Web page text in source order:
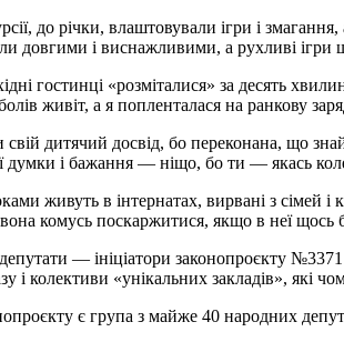
до річки, влаштовували ігри і
довгими і виснажливими, а рухливі
гостинці «розміталися» за десять
живіт, а я попленталася на ранкову
дитячий досвід, бо переконана, що
думки і бажання — ніщо, бо ти — якась
живуть в інтернатах, вирвані з сімей
комусь поскаржитися, якщо в неї щось
— ініціатори законопроєкту
і колективи «унікальних закладів», які
є група з майже 40 народних